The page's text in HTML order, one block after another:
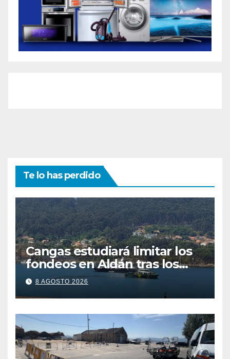
Te lo has perdido
Cangas estudiará limitar los
fondeos en Aldán tras los
últimos episodios de
contaminación en O Con
8 AGOSTO 2026